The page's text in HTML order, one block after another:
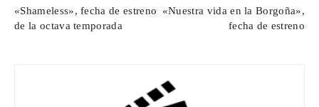
«Shameless», fecha de estreno
de la octava temporada
«Nuestra vida en la Borgoña»,
fecha de estreno